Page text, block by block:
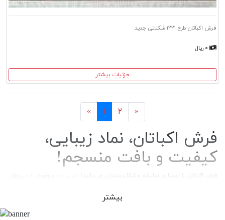
فرش اکباتان طرح ۱۲۲۱ شکلاتی جدید
جزئیات بیشتر
«قبل ۱ ۲ »بعد
فرش اکباتان، نماد زیبایی،
کیفیت و بافت منسجم!
فرش اکباتان را بسیاری سلیقه مشکل‌پسندان می‌دانند! دلیل این موضوع را می‌توان
رنگ‌هایی که دیدگان را به تحسین وامی‌دارد و دوامی که این فرش‌ها را برای سالیان
بیشتر